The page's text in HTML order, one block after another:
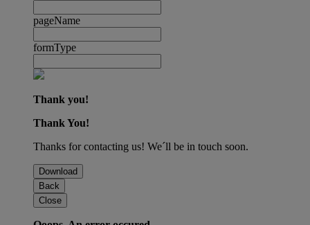
pageName
formType
Thank you!
Thank You!
Thanks for contacting us! We´ll be in touch soon.
Download
Back
Close